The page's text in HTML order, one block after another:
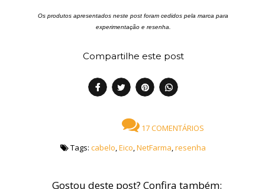
Os produtos apresentados neste post foram cedidos pela marca para
experimentação e resenha.
Compartilhe este post
17 COMENTÁRIOS
Tags: cabelo,Eico,NetFarma,resenha
Gostou deste post? Confira também: